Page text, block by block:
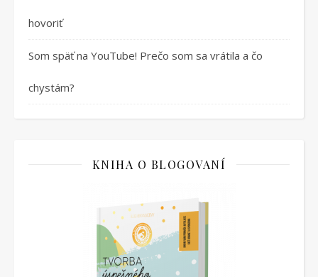
hovoriť
Som späť na YouTube! Prečo som sa vrátila a čo
chystám?
KNIHA O BLOGOVANÍ